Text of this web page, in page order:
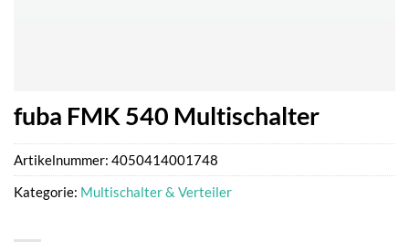
fuba FMK 540 Multischalter
Artikelnummer: 4050414001748
Kategorie: Multischalter & Verteiler